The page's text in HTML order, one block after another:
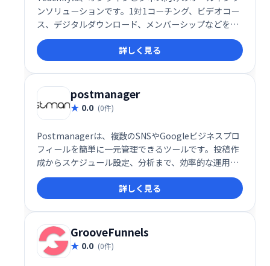
ンソリューションです。1対1コーチング、ビデオコー
ス、デジタルダウンロード、メンバーシップなどを、
簡単に管理・販売できます。堅牢で洗練されたシステ
ムを、手頃な価格で提供。あなたの才能を収益化し、
ビジネスを成長させましょう！
詳しく見る
postmanager
0.0 (0件)
Postmanagerは、複数のSNSやGoogleビジネスプロ
フィールを簡単に一元管理できるツールです。投稿作
成からスケジュール設定、分析まで、効率的な運用を
サポート。どなたでも手軽に、最適化されたSNS運用
を実現できます。
詳しく見る
GrooveFunnels
0.0 (0件)